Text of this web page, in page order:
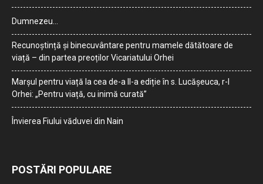
Dumnezeu…
Recunoștință și binecuvântare pentru mamele dătătoare de
viață – din partea preoților Vicariatului Orhei
Marșul pentru viață la cea de-a II-a ediție în s. Lucășeuca, r-l
Orhei: „Pentru viață, cu inimă curată”
Învierea Fiului văduvei din Nain
POSTĂRI POPULARE